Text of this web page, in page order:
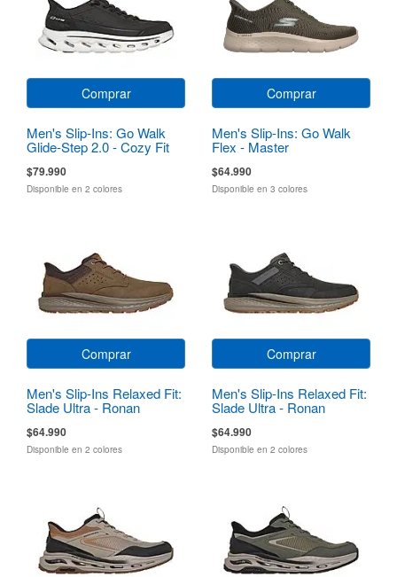
Comprar
Men's Slip-Ins: Go Walk
Glide-Step 2.0 - Cozy Fit
$79.990
Disponible en 2 colores
Comprar
Men's Slip-Ins: Go Walk
Flex - Master
$64.990
Disponible en 3 colores
Comprar
Men's Slip-Ins Relaxed Fit:
Slade Ultra - Ronan
$64.990
Disponible en 2 colores
Comprar
Men's Slip-Ins Relaxed Fit:
Slade Ultra - Ronan
$64.990
Disponible en 2 colores